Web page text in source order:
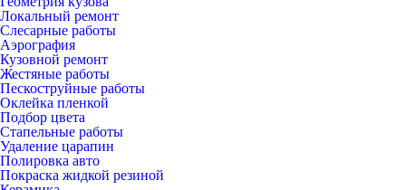
Локальный ремонт
Слесарные работы
Аэрография
Кузовной ремонт
Жестяные работы
Пескоструйные работы
Оклейка пленкой
Подбор цвета
Стапельные работы
Удаление царапин
Полировка авто
Покраска жидкой резиной